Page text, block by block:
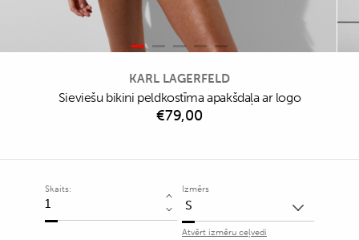
KARL LAGERFELD
Sieviešu bikini peldkostīma apakšdaļa ar logo
€79,00
Skaits:
Sieviešu
bikini
Izmērs
Atvērt izmēru ceļvedi